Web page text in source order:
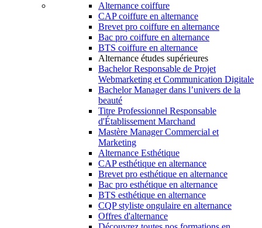
Alternance coiffure
CAP coiffure en alternance
Brevet pro coiffure en alternance
Bac pro coiffure en alternance
BTS coiffure en alternance
Alternance études supérieures
Bachelor Responsable de Projet
Webmarketing et Communication Digitale
Bachelor Manager dans l’univers de la
beauté
Titre Professionnel Responsable
d'Établissement Marchand
Mastère Manager Commercial et
Marketing
Alternance Esthétique
CAP esthétique en alternance
Brevet pro esthétique en alternance
Bac pro esthétique en alternance
BTS esthétique en alternance
CQP styliste ongulaire en alternance
Offres d'alternance